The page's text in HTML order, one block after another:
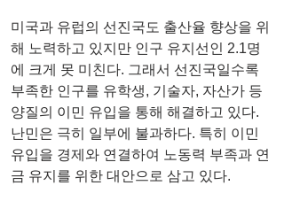
미국과 유럽의 선진국도 출산율 향상을 위
해 노력하고 있지만 인구 유지선인 2.1명
에 크게 못 미친다. 그래서 선진국일수록
부족한 인구를 유학생, 기술자, 자산가 등
양질의 이민 유입을 통해 해결하고 있다.
난민은 극히 일부에 불과하다. 특히 이민
유입을 경제와 연결하여 노동력 부족과 연
금 유지를 위한 대안으로 삼고 있다.